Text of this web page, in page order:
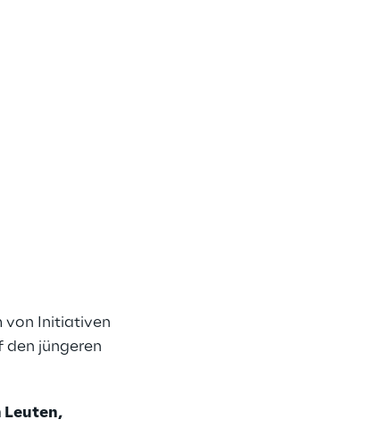
von Initiativen
den jüngeren
Leuten,